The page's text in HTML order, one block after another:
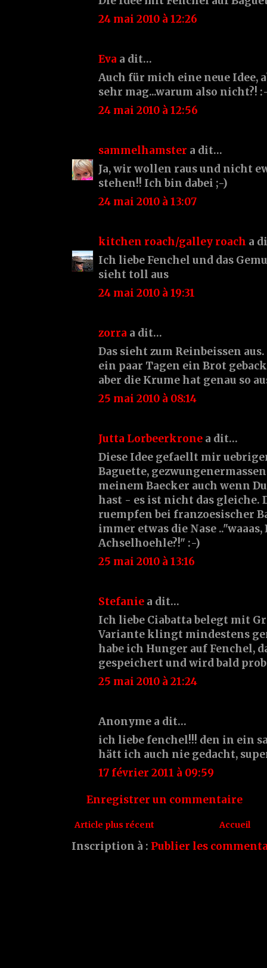
24 mai 2010 à 12:26
Eva a dit…
Auch für mich eine neue Idee,
sehr mag...warum also nicht?!
24 mai 2010 à 12:56
sammelhamster a dit…
Ja, wir wollen raus und nicht
stehen!! Ich bin dabei ;-)
24 mai 2010 à 13:07
kitchen roach/galley roach a
Ich liebe Fenchel und das
sieht toll aus
24 mai 2010 à 19:31
zorra a dit…
Das sieht zum Reinbeissen
ein paar Tagen ein Brot
aber die Krume hat genau so
25 mai 2010 à 08:14
Jutta Lorbeerkrone a dit…
Diese Idee gefaellt mir
Baguette,
meinem Baecker auch wenn
hast - es ist nicht das gleiche.
ruempfen bei franzoesischer
immer etwas die Nase
Achselhoehle?!" :-)
25 mai 2010 à 13:16
Stefanie a dit…
Ich liebe Ciabatta belegt mit
Variante klingt mindestens
habe ich Hunger auf Fenchel,
gespeichert und wird bald
25 mai 2010 à 21:24
Anonyme a dit…
ich liebe fenchel!!! den in ein
hätt ich auch nie gedacht,
17 février 2011 à 09:59
Enregistrer un commentaire
Article plus récent Accueil
Inscription à : Publier les